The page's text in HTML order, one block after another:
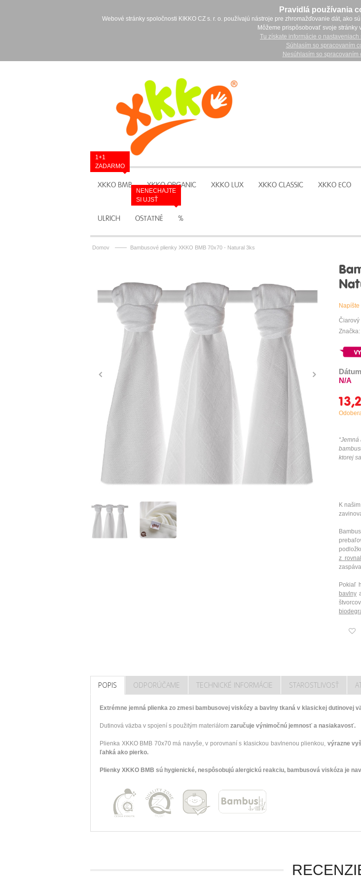
Pravidlá používania
Webové stránky spoločnosti KIKKO CZ s. r. o. používajú nástroje pre zhromažďovanie dát, ako
Môžeme prispôsobovať svoje stránky
Tu získate informácie o nastaveniach
Súhlasím so spracovaním
Nesúhlasím so spracovaním
XKKO BMB
1+1
ZADARMO
XKKO ORGANIC XKKO LUX XKKO CLASSIC XKKO ECO
ULRICH OSTATNÉ %
NENECHAJTE
SI UJSŤ
Domov —— Bambusové plienky XKKO BMB 70x70 - Natural 3ks
Čiarový
N/A
“Jemná
ktorej
K
z
Pokiaľ
bavlny
POPIS ODPORÚČAME TECHNICKÉ INFORMÁCIE STAROSTLIVOSŤ
Extrémne jemná plienka zo zmesi bambusovej viskózy a bavlny tkaná v klasickej dutinovej
Dutinová väzba v spojení s použitým materiálom zaručuje výnimočnú jemnosť a nasiakavosť.
Plienka XKKO BMB 70x70 má navyše, v porovnaní s klasickou bavlnenou plienkou, výrazne
ľahká ako pierko.
Plienky XKKO BMB sú hygienické, nespôsobujú alergickú reakciu, bambusová viskóza je